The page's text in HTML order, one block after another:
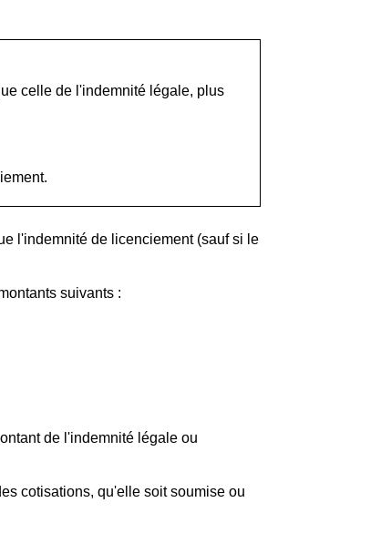
celle de l'indemnité légale, plus
l'indemnité de licenciement (sauf si le
suivants :
de l'indemnité légale ou
cotisations, qu'elle soit soumise ou